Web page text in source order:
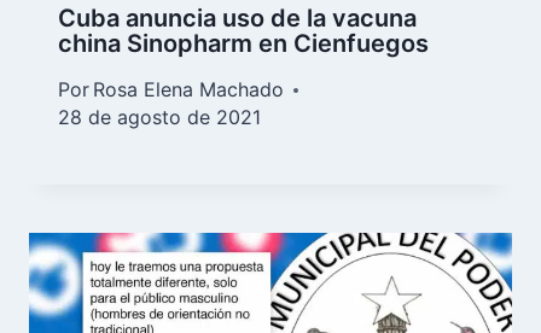
Cuba anuncia uso de la vacuna
china Sinopharm en Cienfuegos
Por Rosa Elena Machado
28 de agosto de 2021